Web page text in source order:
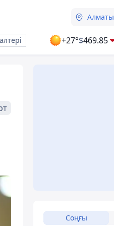
Алматы
+27°$469.85
Соңғы